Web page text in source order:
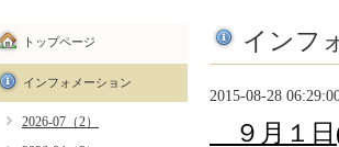
インフ
2015-08-28
９月１日
トップページ
インフォメーション
2026-07（2）